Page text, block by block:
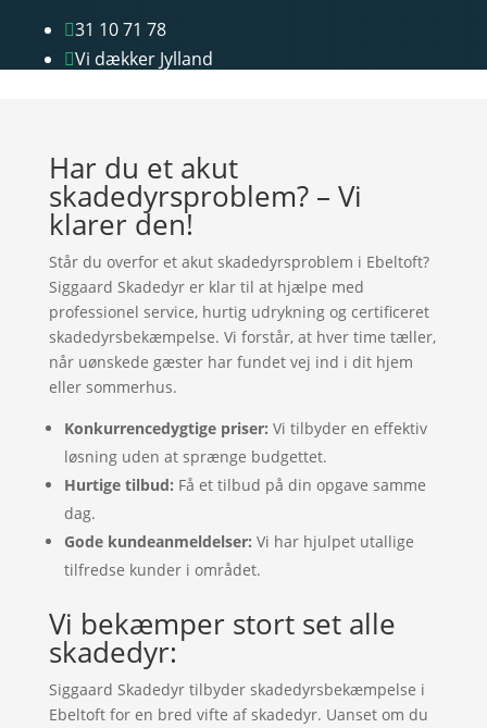
31 10 71 78
Vi dækker Jylland
Har du et akut
skadedyrsproblem? – Vi
klarer den!
Står du overfor et akut skadedyrsproblem i Ebeltoft?
Siggaard Skadedyr er klar til at hjælpe med
professionel service, hurtig udrykning og certificeret
skadedyrsbekæmpelse. Vi forstår, at hver time tæller,
når uønskede gæster har fundet vej ind i dit hjem
eller sommerhus.
Konkurrencedygtige priser: Vi tilbyder en effektiv
løsning uden at sprænge budgettet.
Hurtige tilbud: Få et tilbud på din opgave samme
dag.
Gode kundeanmeldelser: Vi har hjulpet utallige
tilfredse kunder i området.
Vi bekæmper stort set alle
skadedyr:
Siggaard Skadedyr tilbyder skadedyrsbekæmpelse i
Ebeltoft for en bred vifte af skadedyr. Uanset om du